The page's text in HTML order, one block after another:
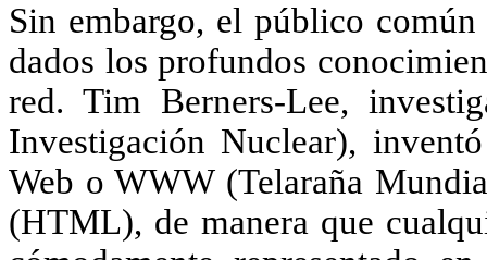
Sin embargo, el público
dados los profundos
red. Tim Berners-Lee,
Investigación Nuclear),
Web o WWW (Telaraña
(HTML), de manera que